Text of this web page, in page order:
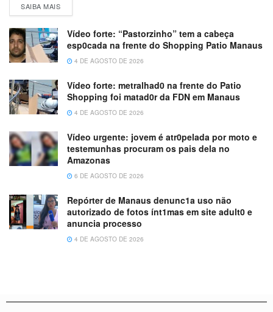
SAIBA MAIS
Vídeo forte: “Pastorzinho” tem a cabeça
esp0cada na frente do Shopping Patio Manaus
4 DE AGOSTO DE 2026
Vídeo forte: metralhad0 na frente do Patio
Shopping foi matad0r da FDN em Manaus
4 DE AGOSTO DE 2026
Vídeo urgente: jovem é atr0pelada por moto e
testemunhas procuram os pais dela no
Amazonas
6 DE AGOSTO DE 2026
Repórter de Manaus denunc1a uso não
autorizado de fotos ínt1mas em site adult0 e
anuncia processo
4 DE AGOSTO DE 2026